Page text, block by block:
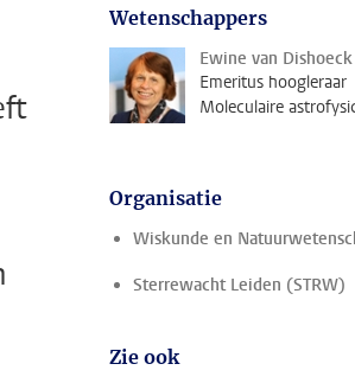
Wetenschappers
Ewine van Dishoeck
Emeritus hoogleraar
Moleculaire
Organisatie
Wiskunde en
Sterrewacht Leiden (STRW)
Zie ook